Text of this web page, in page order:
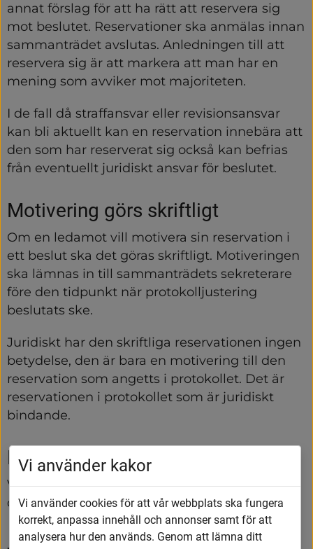
annat förslag för att ha rätt att reservera sig
mot beslutet. Reservationer ska anmälas innan
sammanträdet avslutas. Anledningen till att
reservera sig är att markera att man har en
mening som avviker mot majoriteten.
I de fall då straffansvar eller revisionsansvar
kan bli aktuellt kan en reservation innebära att
den som har reserverat sig också kan befrias
från eventuellt juridiskt ansvar för beslutet.
Motivering görs skriftligt
Om en ledamot vill motivera sin reservation i
ett beslut ska det göras skriftligt. Motiveringen
ska lämnas in till sammanträdets sekreterare
före den tidpunkt när protokolljustering
beslutats ske.
Juridiskt har den skriftliga reservationen ingen
betydelse, den är bara en motivering till den
reservation som angetts i protokollet. Det är
reservationen i protokollet som är juridiskt
bindande.
Protokoll
Vid ett sammanträde ska protokoll föras och
det finns regler för form och innehåll.
Vi använder kakor
Vi använder cookies för att vår webbplats ska fungera
korrekt, anpassa innehåll och annonser samt för att
analysera hur den används. Genom att lämna ditt